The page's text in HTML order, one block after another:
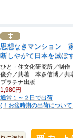
思想なきマンション
断しやがて日本を滅ぼ
ひと・住文化研究所／制
俊介／共著 本多信博／共
プラチナ出版
1,980円
通常１～２日で出荷
(！お盆時期の出荷につい